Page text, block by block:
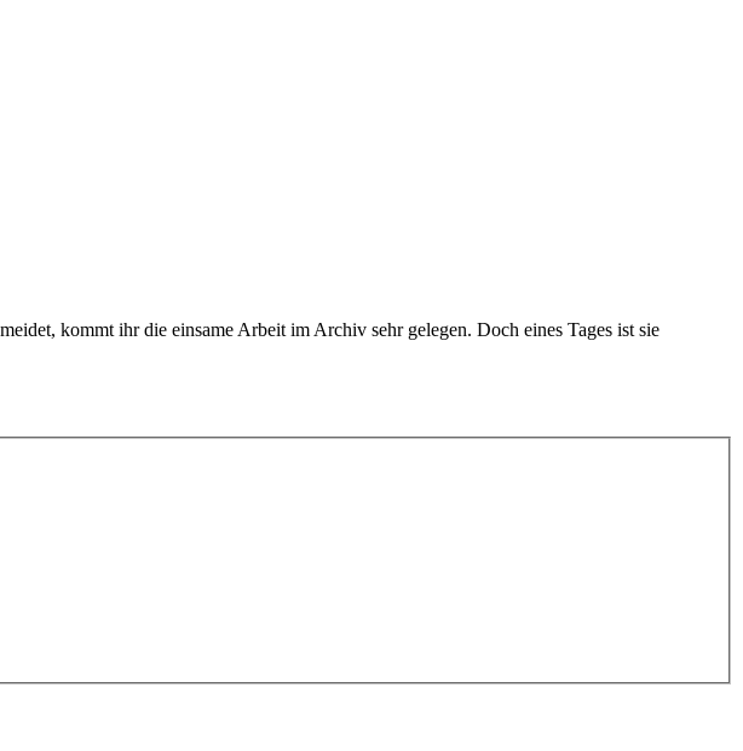
kommt ihr die einsame Arbeit im Archiv sehr gelegen. Doch eines Tages ist sie